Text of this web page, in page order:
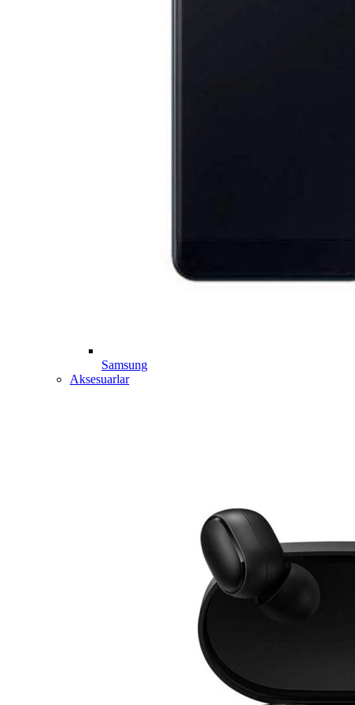
Samsung
Aksesuarlar